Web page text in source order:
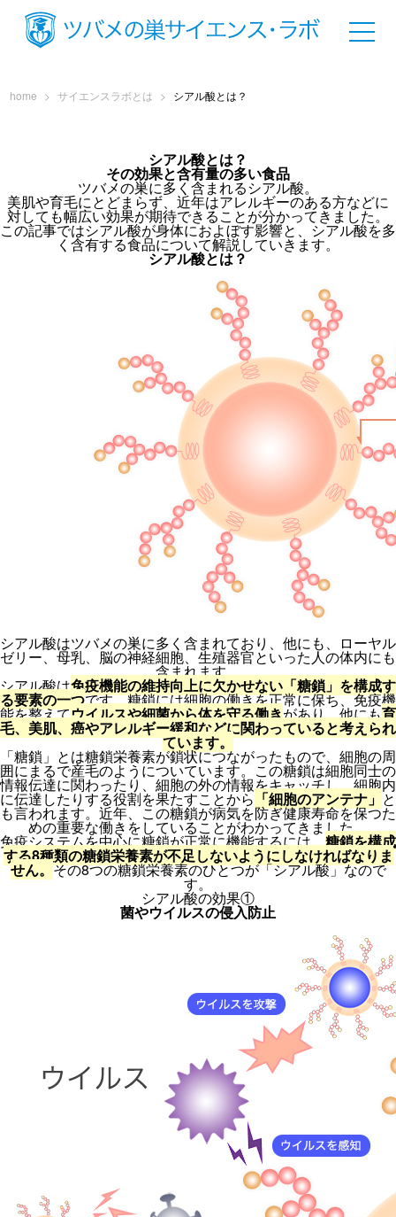
home > サイエンスラボとは > シアル酸とは？
シアル酸とは？
その効果と含有量の多い食品
ツバメの巣に多く含まれるシアル酸。
美肌や育毛にとどまらず、近年はアレルギーのある方などに
対しても幅広い効果が期待できることが分かってきました。
この記事ではシアル酸が身体におよぼす影響と、シアル酸を多
く含有する食品について解説していきます。
シアル酸とは？
シアル酸はツバメの巣に多く含まれており、他にも、ローヤル
ゼリー、母乳、脳の神経細胞、生殖器官といった人の体内にも
含まれます。
シアル酸は免疫機能の維持向上に欠かせない「糖鎖」を構成す
る要素の一つです。糖鎖には細胞の働きを正常に保ち、免疫機
能を整えてウイルスや細菌から体を守る働きがあり、他にも育
毛、美肌、癌やアレルギー緩和などに関わっていると考えられ
ています。
「糖鎖」とは糖鎖栄養素が鎖状につながったもので、細胞の周
囲にまるで産毛のようについています。この糖鎖は細胞同士の
情報伝達に関わったり、細胞の外の情報をキャッチし、細胞内
に伝達したりする役割を果たすことから 「細胞のアンテナ」 と
も言われます。近年、この糖鎖が病気を防ぎ健康寿命を保つた
めの重要な働きをしていることがわかってきました。
免疫システムを中心に糖鎖が正常に機能するには、糖鎖を構成
する8種類の糖鎖栄養素が不足しないようにしなければなりま
せん。 その8つの糖鎖栄養素のひとつが「シアル酸」なので
す。
シアル酸の効果①
菌やウイルスの侵入防止